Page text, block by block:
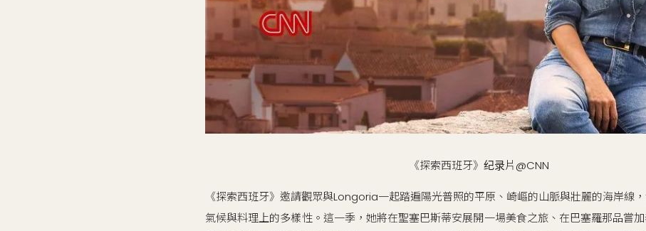
《探索西班牙》纪录片@CNN
《探索西班牙》邀請觀眾與Longoria一起踏遍陽光普照的平原、崎嶇的山脈與壯麗的海岸線
氣候與料理上的多樣性。這一季，她將在聖塞巴斯蒂安展開一場美食之旅、在巴塞羅那品嘗